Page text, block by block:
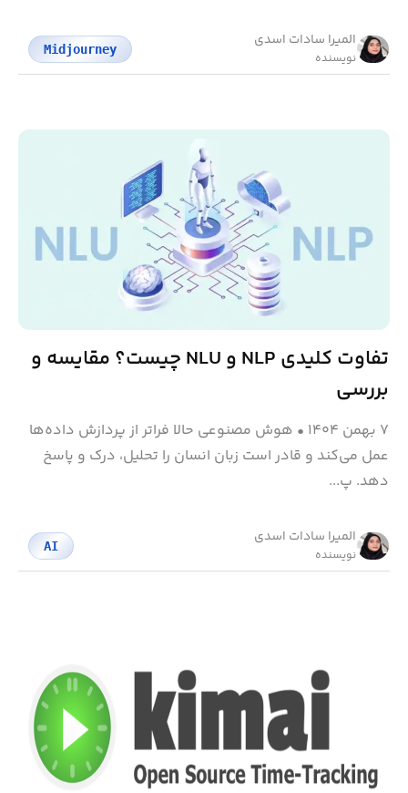
المیرا سادات اسدی
نویسنده
Midjourney
تفاوت کلیدی NLP و NLU چیست؟ مقایسه و
بررسی
۷ بهمن ۱۴۰۴ • هوش مصنوعی حالا فراتر از پردازش داده‌ها
عمل می‌کند و قادر است زبان انسان را تحلیل، درک و پاسخ
دهد. پ...
المیرا سادات اسدی
نویسنده
AI